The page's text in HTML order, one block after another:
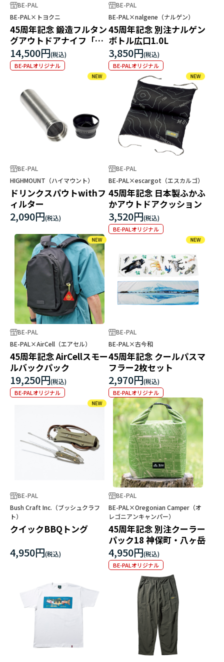
BE-PAL
BE-PAL×トヨクニ
45周年記念 鍛造フルタン
グアウトドアナイフ「独
遊」
14,500円
BE-PALオリジナル
BE-PAL
BE-PAL×nalgene（ナルゲン）
45周年記念 別注ナルゲン
ボトル広口1.0L
3,850円
BE-PALオリジナル
BE-PAL
HIGHMOUNT（ハイマウント）
ドリンクスパウトwithフ
ィルター
2,090円
BE-PAL
BE-PAL×escargot（エスカルゴ）
45周年記念 日本製ふかふ
かアウトドアクッション
3,520円
BE-PALオリジナル
BE-PAL
BE-PAL×AirCell（エアセル）
45周年記念 AirCellスモー
ルバックパック
19,250円
BE-PALオリジナル
BE-PAL
BE-PAL×古今和
45周年記念 クールパスマ
フラー2枚セット
2,970円
BE-PALオリジナル
BE-PAL
Bush Craft Inc.（ブッシュクラフ
ト）
クイックBBQトング
4,950円
BE-PAL
BE-PAL×Oregonian Camper（オ
レゴニアンキャンパー）
45周年記念 別注クーラー
パック18 神保町・八ヶ岳
4,950円
BE-PALオリジナル